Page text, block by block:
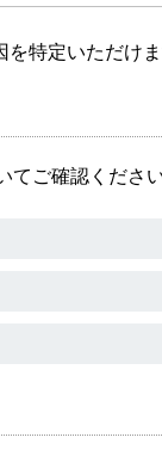
特定いただけ
ご確認ください